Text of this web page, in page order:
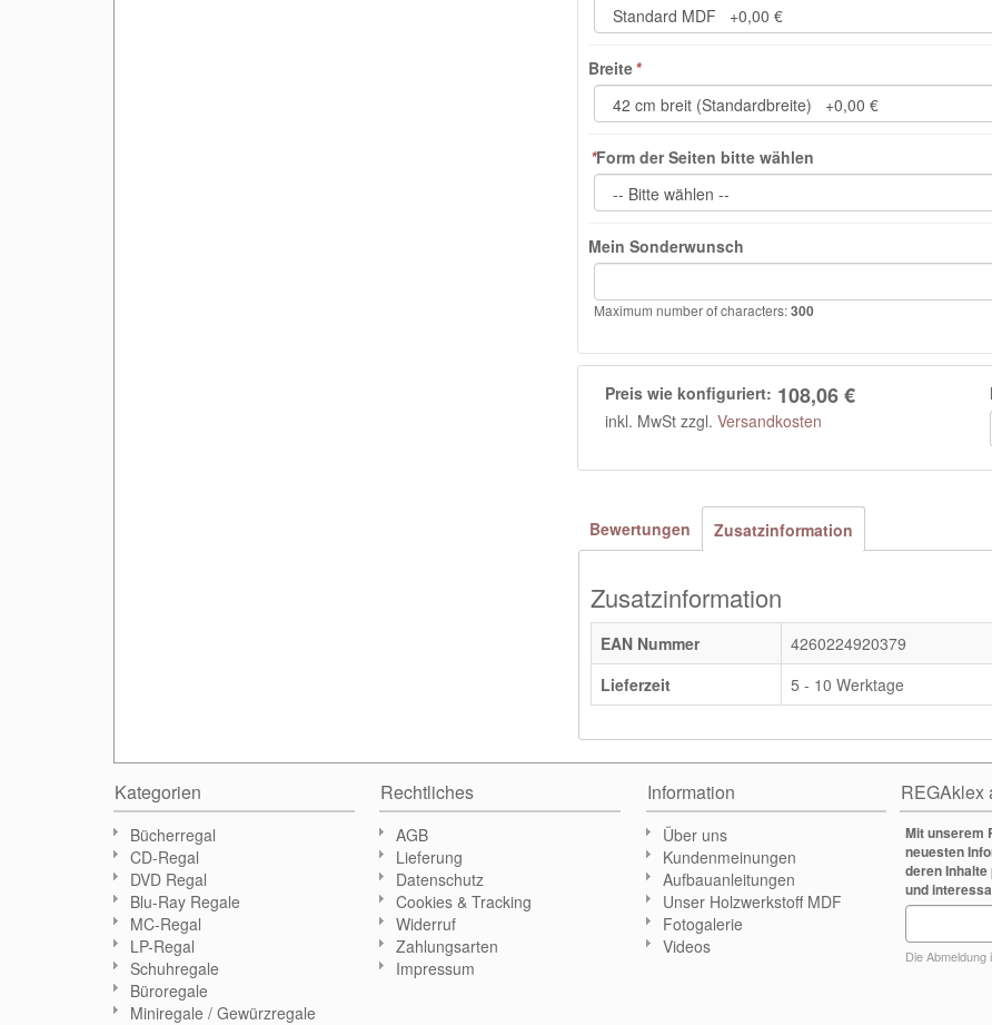
Breite*
*Form der Seiten bitte wählen
Mein Sonderwunsch
Maximum number of characters:300
Preis wie konfiguriert: 108,06 €
inkl. MwSt zzgl.Versandkosten
Bewertungen Zusatzinformation
Zusatzinformation
EAN Nummer
4260224920379
Lieferzeit
5 - 10 Werktage
REGAklex
Mit unserem
neuesten
deren Inhalte
und
Die Abmeldung
Kategorien
Bücherregal
CD-Regal
DVD Regal
Blu-Ray Regale
MC-Regal
LP-Regal
Schuhregale
Büroregale
Miniregale / Gewürzregale
Rechtliches
AGB
Lieferung
Datenschutz
Cookies & Tracking
Widerruf
Zahlungsarten
Impressum
Information
Über uns
Kundenmeinungen
Aufbauanleitungen
Unser Holzwerkstoff MDF
Fotogalerie
Videos